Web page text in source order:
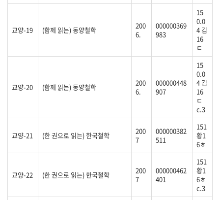
교양-19 (함께 읽는) 동양철학
200
6.
000000369
983
15
0.0
4 김
16
ㄷ
교양-20 (함께 읽는) 동양철학
200
6.
000000448
907
15
0.0
4 김
16
ㄷ
c.3
교양-21 (한 권으로 읽는) 한국철학
200
7
000000382
511
151
황1
6ㅎ
교양-22 (한 권으로 읽는) 한국철학
200
7
000000462
401
151
황1
6ㅎ
c.3